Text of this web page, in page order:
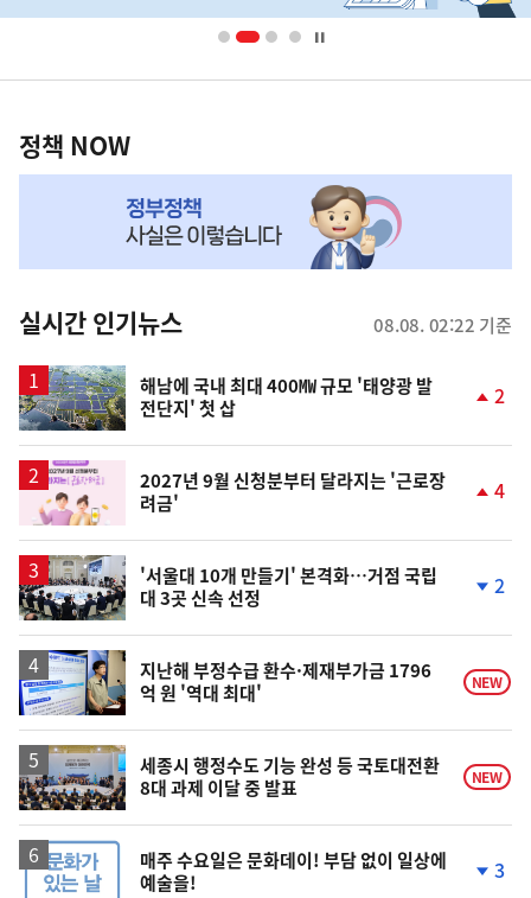
영
책
NOW,
뉴
스
정책 NOW
실시간 인기뉴스 08.08. 02:22 기준
해남에 국내 최대 400㎿ 규모 '태양광 발
전단지' 첫 삽
상
2
2027년 9월 신청분부터 달라지는 '근로장
려금'
상
4
'서울대 10개 만들기' 본격화…거점 국립
대 3곳 신속 선정
하
락
2
지난해 부정수급 환수·제재부가금 1796
억 원 '역대 최대'
NEW
세종시 행정수도 기능 완성 등 국토대전환
8대 과제 이달 중 발표
NEW
매주 수요일은 문화데이! 부담 없이 일상에
예술을!
3